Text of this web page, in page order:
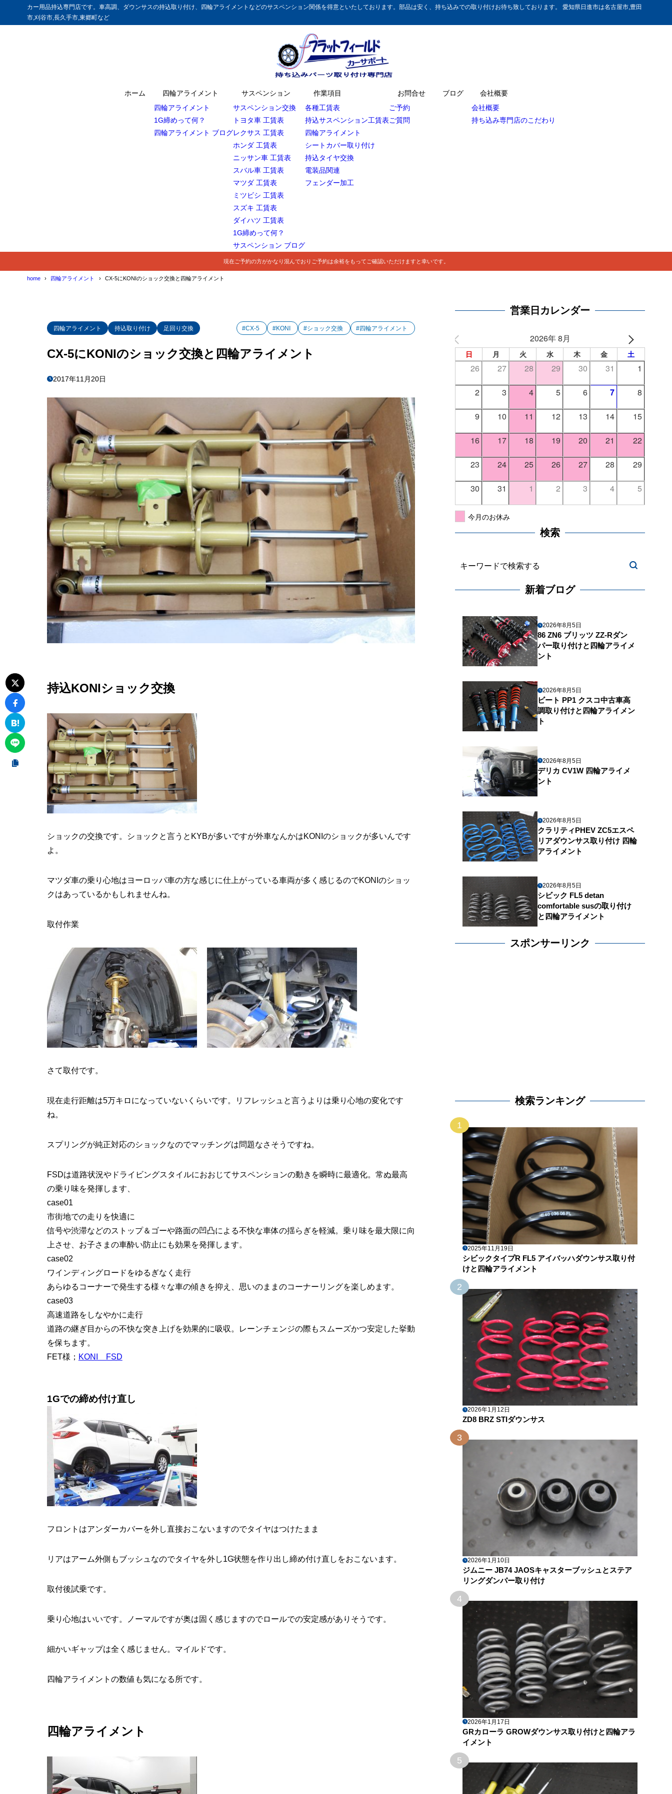
カー用品持込専門店です。車高調、ダウンサスの持込取り付け、四輪アライメントなどのサスペンション関係を得意といたしております。部品は安く、持ち込みでの取り付けお待ち致しております。 愛知県日進市は名古屋市,豊田
市,刈谷市,長久手市,東郷町など
ホーム
四輪アライメント
四輪アライメント
1G締めって何？
四輪アライメント ブログ
サスペンション
サスペンション交換
トヨタ車 工賃表
レクサス 工賃表
ホンダ 工賃表
ニッサン車 工賃表
スバル車 工賃表
マツダ 工賃表
ミツビシ 工賃表
スズキ 工賃表
ダイハツ 工賃表
1G締めって何？
サスペンション ブログ
作業項目
各種工賃表
持込サスペンション工賃表
四輪アライメント
シートカバー取り付け
持込タイヤ交換
電装品関連
フェンダー加工
お問合せ
ご予約
ご質問
ブログ
会社概要
会社概要
持ち込み専門店のこだわり
現在ご予約の方がかなり混んでおりご予約は余裕をもってご確認いただけますと幸いです。
home 四輪アライメント CX-5にKONIのショック交換と四輪アライメント
四輪アライメント 持込取り付け 足回り交換 #CX-5 #KONI #ショック交換 #四輪アライメント
CX-5にKONIのショック交換と四輪アライメント
2017年11月20日
持込KONIショック交換
ショックの交換です。ショックと言うとKYBが多いですが外車なんかはKONIのショックが多いんです
よ。
マツダ車の乗り心地はヨーロッパ車の方な感じに仕上がっている車両が多く感じるのでKONIのショッ
クはあっているかもしれませんね。
取付作業
さて取付です。
現在走行距離は5万キロになっていないくらいです。リフレッシュと言うよりは乗り心地の変化です
ね。
スプリングが純正対応のショックなのでマッチングは問題なさそうですね。
FSDは道路状況やドライビングスタイルにおおじてサスペンションの動きを瞬時に最適化。常ぬ最高
の乗り味を発揮します、
case01
市街地での走りを快適に
信号や渋滞などのストップ＆ゴーや路面の凹凸による不快な車体の揺らぎを軽減。乗り味を最大限に向
上させ、お子さまの車酔い防止にも効果を発揮します。
case02
ワインディングロードをゆるぎなく走行
あらゆるコーナーで発生する様々な車の傾きを抑え、思いのままのコーナーリングを楽しめます。
case03
高速道路をしなやかに走行
道路の継ぎ目からの不快な突き上げを効果的に吸収。レーンチェンジの際もスムーズかつ安定した挙動
を保ちます。
FET様； KONI FSD
1Gでの締め付け直し
フロントはアンダーカバーを外し直接おこないますのでタイヤはつけたまま
リアはアーム外側もブッシュなのでタイヤを外し1G状態を作り出し締め付け直しをおこないます。
取付後試乗です。
乗り心地はいいです。ノーマルですが奥は固く感じますのでロールでの安定感がありそうです。
細かいギャップは全く感じません。マイルドです。
四輪アライメントの数値も気になる所です。
四輪アライメント
営業日カレンダー
2026年 8月
日 月 火 水 木 金 土
26 27 28 29 30 31 1
2 3 4 5 6 7 8
9 10 11 12 13 14 15
16 17 18 19 20 21 22
23 24 25 26 27 28 29
30 31 1 2 3 4 5
今月のお休み
検索
新着ブログ
2026年8月5日
86 ZN6 ブリッツ ZZ-Rダン
パー取り付けと四輪アライメ
ント
2026年8月5日
ビート PP1 クスコ中古車高
調取り付けと四輪アライメン
ト
2026年8月5日
デリカ CV1W 四輪アライメ
ント
2026年8月5日
クラリティPHEV ZC5エスペ
リアダウンサス取り付け 四輪
アライメント
2026年8月5日
シビック FL5 detan
comfortable susの取り付け
と四輪アライメント
スポンサーリンク
検索ランキング
1
2025年11月19日
シビックタイプR FL5 アイバッハダウンサス取り付
けと四輪アライメント
2
2026年1月12日
ZD8 BRZ STIダウンサス
3
2026年1月10日
ジムニー JB74 JAOSキャスターブッシュとステア
リングダンパー取り付け
4
2026年1月17日
GRカローラ GROWダウンサス取り付けと四輪アラ
イメント
5